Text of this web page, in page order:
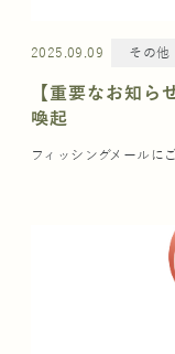
2025.09.09 その他
【重要なお知ら
喚起
フィッシングメールに